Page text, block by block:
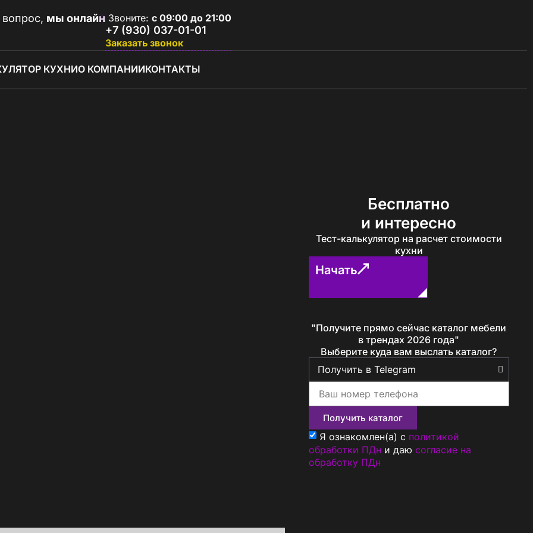
вопрос, мы онлайн Звоните: с 09:00 до 21:00
+7 (930) 037-01-01
Заказать звонок
КУХНИО КОМПАНИИКОНТАКТЫ
Бесплатно
и интересно
Тест-калькулятор на расчет стоимости
кухни
Начать
"Получите прямо сейчас каталог мебели
в трендах 2026 года"
Выберите куда вам выслать каталог?
Получить каталог
Я ознакомлен(а) с политикой
обработки ПДн и даю согласие на
обработку ПДн
Определение...